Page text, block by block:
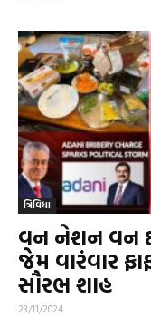
ત્રિવિધા
વન નેશન વન
જેમ વારંવાર
સૌરભ શાહ
23/11/2024